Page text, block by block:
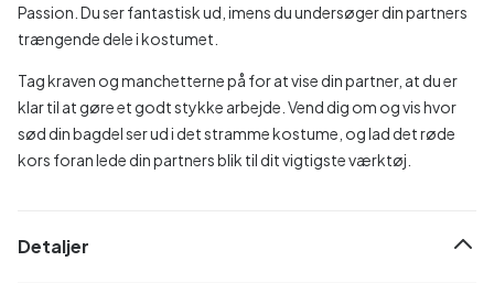
Passion. Du ser fantastisk ud, imens du undersøger din partners
trængende dele i kostumet.
Tag kraven og manchetterne på for at vise din partner, at du er
klar til at gøre et godt stykke arbejde. Vend dig om og vis hvor
sød din bagdel ser ud i det stramme kostume, og lad det røde
kors foran lede din partners blik til dit vigtigste værktøj.
Detaljer